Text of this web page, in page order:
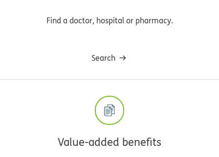
Find a doctor, hospital or pharmacy.
Search
Value-added benefits